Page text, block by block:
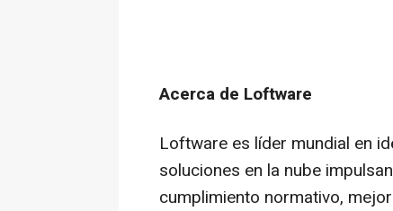
Acerca de Loftware
Loftware es líder mundial en
soluciones en la nube
cumplimiento normativo,